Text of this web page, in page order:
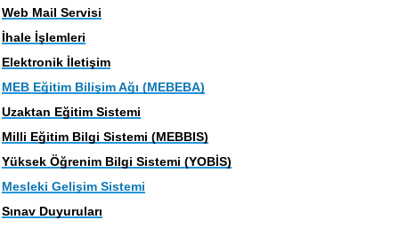
Web Mail Servisi
İhale İşlemleri
Elektronik İletişim
MEB Eğitim Bilişim Ağı (MEBEBA)
Uzaktan Eğitim Sistemi
Milli Eğitim Bilgi Sistemi (MEBBIS)
Yüksek Öğrenim Bilgi Sistemi (YOBİS)
Mesleki Gelişim Sistemi
Sınav Duyuruları